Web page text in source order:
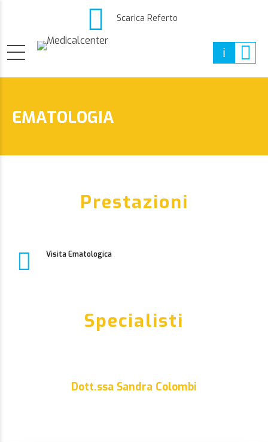
Scarica Referto
EMATOLOGIA
Prestazioni
Visita Ematologica
Specialisti
Dott.ssa Sandra Colombi